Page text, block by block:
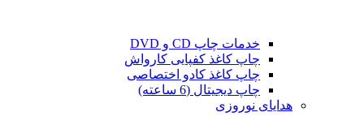
خدمات چاپ CD و DVD
چاپ کاغذ کفپایی کارواش
چاپ کاغذ کادو اختصاصی
چاپ دیجیتال (6 ساعته)
هدایای نوروزی